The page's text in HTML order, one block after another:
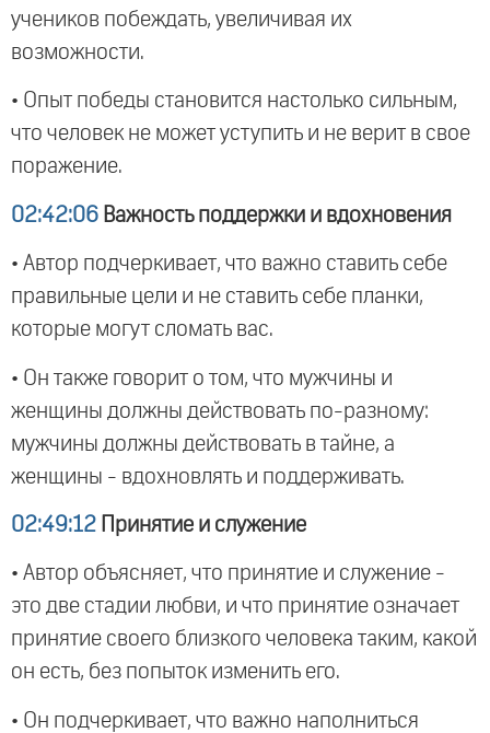
учеников побеждать, увеличивая их
возможности.
• Опыт победы становится настолько сильным,
что человек не может уступить и не верит в свое
поражение.
02:42:06 Важность поддержки и вдохновения
• Автор подчеркивает, что важно ставить себе
правильные цели и не ставить себе планки,
которые могут сломать вас.
• Он также говорит о том, что мужчины и
женщины должны действовать по-разному:
мужчины должны действовать в тайне, а
женщины - вдохновлять и поддерживать.
02:49:12 Принятие и служение
• Автор объясняет, что принятие и служение -
это две стадии любви, и что принятие означает
принятие своего близкого человека таким, какой
он есть, без попыток изменить его.
• Он подчеркивает, что важно наполниться